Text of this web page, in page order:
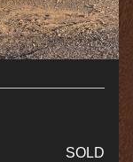
SOLD